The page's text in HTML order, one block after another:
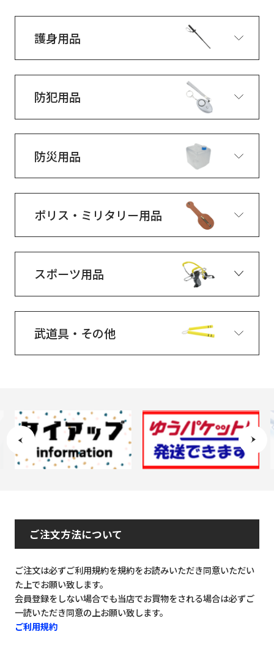
護身用品
防犯用品
防災用品
ポリス・ミリタリー用品
スポーツ用品
武道具・その他
ご注文方法について
ご注文は必ずご利用規約を規約をお読みいただき同意いただい
た上でお願い致します。
会員登録をしない場合でも当店でお買物をされる場合は必ずご
一読いただき同意の上お願い致します。
ご利用規約